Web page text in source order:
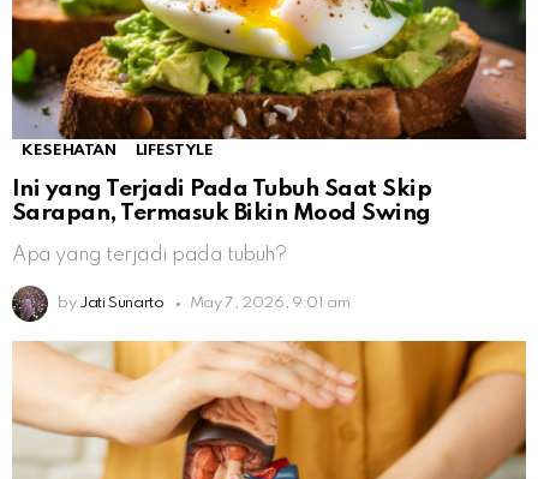
KESEHATAN LIFESTYLE
Ini yang Terjadi Pada Tubuh Saat Skip
Sarapan, Termasuk Bikin Mood Swing
Apa yang terjadi pada tubuh?
by Jati Sunarto May 7, 2026, 9:01 am